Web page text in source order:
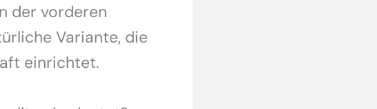
der vorderen
Variante, die
einrichtet.